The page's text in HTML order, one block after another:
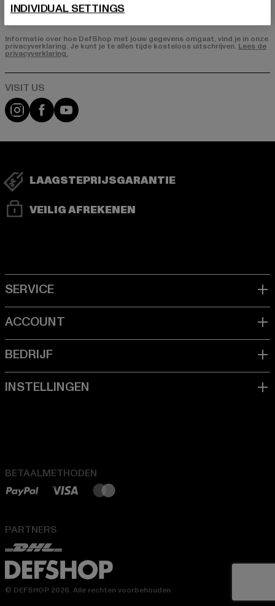
AANMELDEN
Informatie over hoe DefShop met jouw gegevens omgaat, vind je in onze
privacyverklaring. Je kunt je te allen tijde kosteloos uitschrijven. Lees de
privacyverklaring.
Visit our Instagram page:
Visit our Facebook page:
Visit our YouTube channel:
LAAGSTEPRIJSGARANTIE
VEILIG AFREKENEN
BETAALMETHODEN
PARTNERS
© DEFSHOP 2026. Alle rechten voorbehouden
INDIVIDUAL SETTINGS